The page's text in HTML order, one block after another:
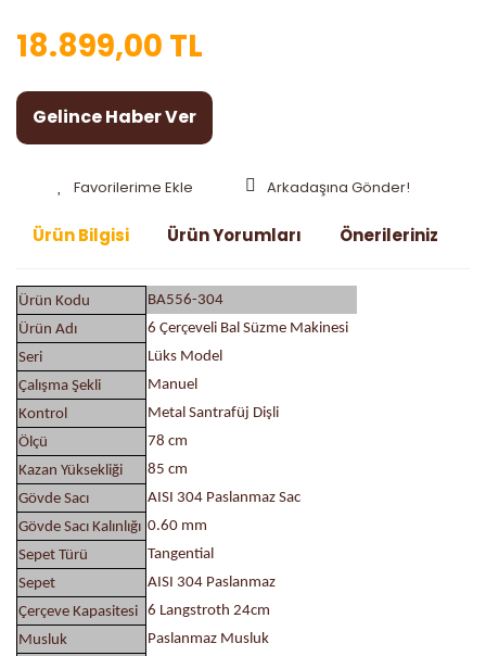
18.899,00 TL
Gelince Haber Ver
Arkadaşına Gönder!
Ürün Bilgisi Ürün Yorumları Önerileriniz
Ürün Kodu
BA556-304
Ürün Adı
6 Çerçeveli Bal Süzme Makinesi
Seri
Lüks Model
Çalışma Şekli
Manuel
Kontrol
Metal Santrafüj Dişli
Ölçü
78 cm
Kazan Yüksekliği
85 cm
Gövde Sacı
AISI 304 Paslanmaz Sac
Gövde Sacı Kalınlığı 0.60 mm
Sepet Türü
Tangential
Sepet
AISI 304 Paslanmaz
Çerçeve Kapasitesi 6 Langstroth 24cm
Musluk
Paslanmaz Musluk